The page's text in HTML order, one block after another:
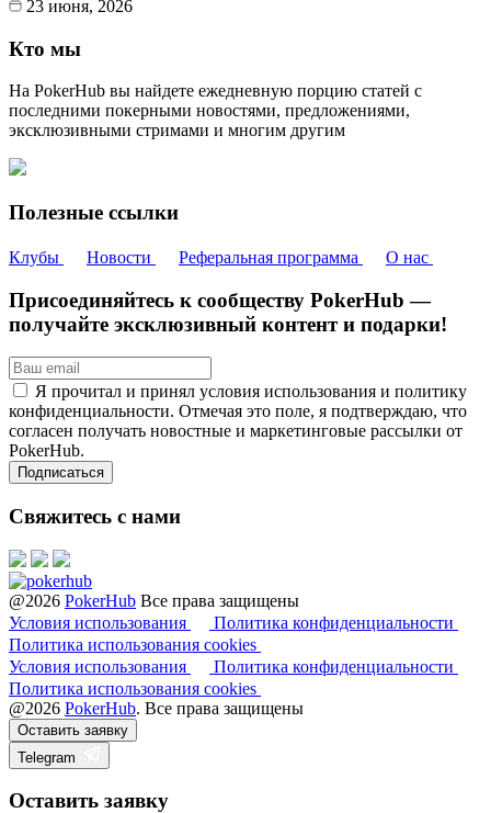
23 июня, 2026
Кто мы
На PokerHub вы найдете ежедневную порцию статей с
последними покерными новостями, предложениями,
эксклюзивными стримами и многим другим
Полезные ссылки
Клубы Новости Реферальная программа О нас
Присоединяйтесь к сообществу PokerHub —
получайте эксклюзивный контент и подарки!
Я прочитал и принял условия использования и политику
конфиденциальности. Отмечая это поле, я подтверждаю, что
согласен получать новостные и маркетинговые рассылки от
PokerHub.
Свяжитесь с нами
@2026 PokerHub Все права защищены
Условия использования
Политика конфиденциальности
Политика использования cookies
Условия использования
Политика конфиденциальности
Политика использования cookies
@2026 PokerHub. Все права защищены
Оставить заявку
Telegram
Оставить заявку